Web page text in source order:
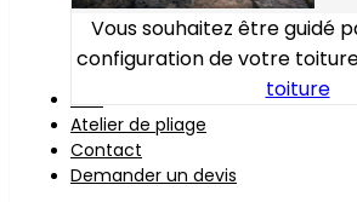
Vous souhaitez être guidé
configuration de votre
toiture
Atelier de pliage
Contact
Demander un devis